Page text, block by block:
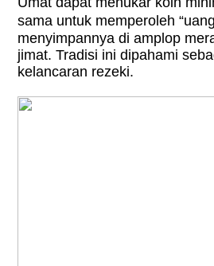
sama untuk memperoleh
menyimpannya di amplop
jimat. Tradisi ini dipahami
kelancaran rezeki.